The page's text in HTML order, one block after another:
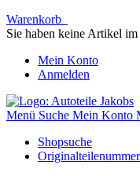
Warenkorb
Sie haben keine Artikel
Mein Konto
Anmelden
Menü Suche Mein Konto
Shopsuche
Originalteilenummer